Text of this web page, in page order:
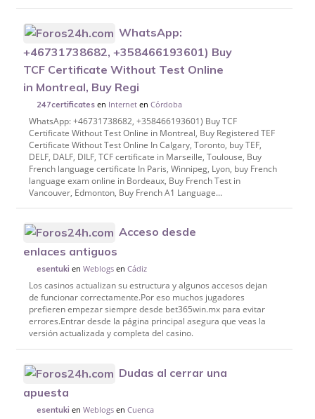
WhatsApp:
+46731738682, +358466193601) Buy
TCF Certificate Without Test Online
in Montreal, Buy Regi
247certificates en Internet enCórdoba
WhatsApp: +46731738682, +358466193601) Buy TCF
Certificate Without Test Online in Montreal, Buy Registered TEF
Certificate Without Test Online In Calgary, Toronto, buy TEF,
DELF, DALF, DILF, TCF certificate in Marseille, Toulouse, Buy
French language certificate In Paris, Winnipeg, Lyon, buy French
language exam online in Bordeaux, Buy French Test in
Vancouver, Edmonton, Buy French A1 Language...
Acceso desde
enlaces antiguos
esentuki enWeblogs enCádiz
Los casinos actualizan su estructura y algunos accesos dejan
de funcionar correctamente.Por eso muchos jugadores
prefieren empezar siempre desde bet365win.mx para evitar
errores.Entrar desde la página principal asegura que veas la
versión actualizada y completa del casino.
Dudas al cerrar una
apuesta
esentuki enWeblogs enCuenca